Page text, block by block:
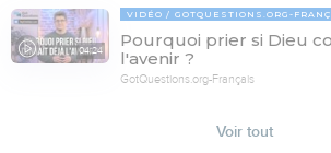
04:24
VIDÉO GOTQUESTIONS.ORG-
Pourquoi prier si Dieu
l'avenir ?
GotQuestions.org-Français
Voir tout